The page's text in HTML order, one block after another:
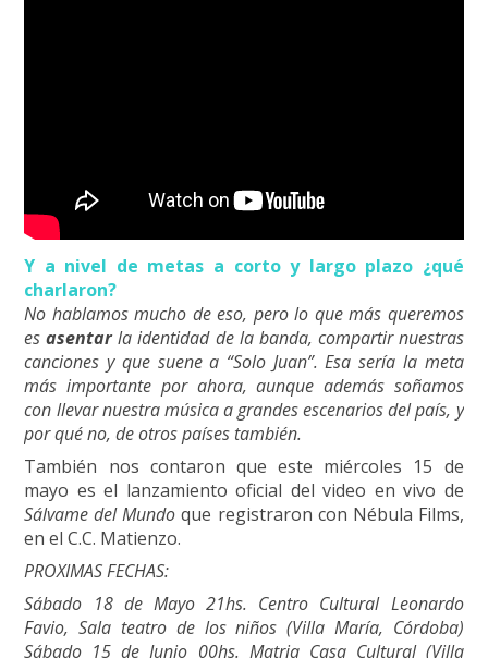
Y a nivel de metas a corto y largo plazo ¿qué
charlaron?
No hablamos mucho de eso, pero lo que más queremos
esasentarla identidad de la banda, compartir nuestras
canciones y que suene a “Solo Juan”. Esa sería la meta
más importante por ahora, aunque además soñamos
con llevar nuestra música a grandes escenarios del país, y
por qué no, de otros países también.
También nos contaron que este miércoles 15 de
mayo es el lanzamiento oficial del video en vivo de
Sálvame del Mundo que registraron con Nébula Films,
en el C.C. Matienzo.
PROXIMAS FECHAS:
Sábado 18 de Mayo 21hs. Centro Cultural Leonardo
Favio, Sala teatro de los niños (Villa María, Córdoba)
Sábado 15 de Junio 00hs. Matria Casa Cultural (Villa